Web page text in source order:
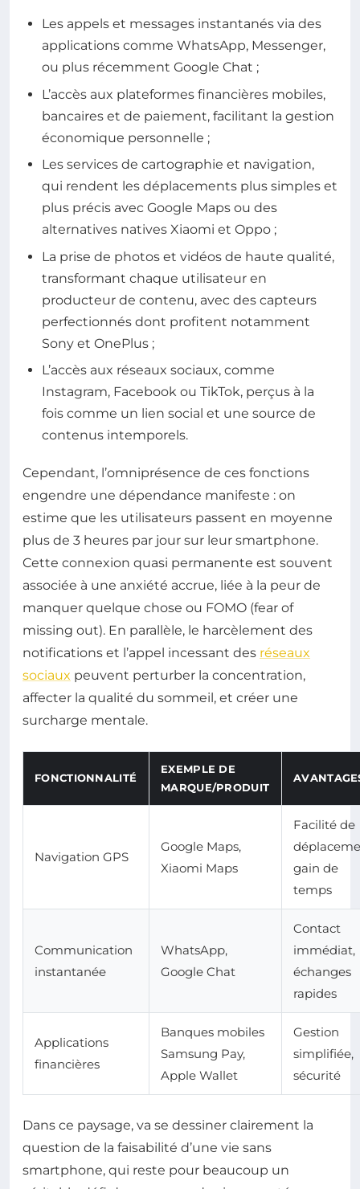
Les appels et messages instantanés via des
applications comme WhatsApp, Messenger,
ou plus récemment Google Chat ;
L’accès aux plateformes financières mobiles,
bancaires et de paiement, facilitant la gestion
économique personnelle ;
Les services de cartographie et navigation,
qui rendent les déplacements plus simples et
plus précis avec Google Maps ou des
alternatives natives Xiaomi et Oppo ;
La prise de photos et vidéos de haute qualité,
transformant chaque utilisateur en
producteur de contenu, avec des capteurs
perfectionnés dont profitent notamment
Sony et OnePlus ;
L’accès aux réseaux sociaux, comme
Instagram, Facebook ou TikTok, perçus à la
fois comme un lien social et une source de
contenus intemporels.
Cependant, l’omniprésence de ces fonctions
engendre une dépendance manifeste : on
estime que les utilisateurs passent en moyenne
plus de 3 heures par jour sur leur smartphone.
Cette connexion quasi permanente est souvent
associée à une anxiété accrue, liée à la peur de
manquer quelque chose ou FOMO (fear of
missing out). En parallèle, le harcèlement des
notifications et l’appel incessant des réseaux
sociaux peuvent perturber la concentration,
affecter la qualité du sommeil, et créer une
surcharge mentale.
FONCTIONNALITÉ
EXEMPLE DE
MARQUE/PRODUIT
Navigation GPS
Google Maps,
Xiaomi Maps
Facilité de
gain de
temps
Communication
instantanée
WhatsApp,
Google Chat
Contact
immédiat,
échanges
rapides
Applications
financières
Banques mobiles
Samsung Pay,
Apple Wallet
Gestion
simplifiée,
sécurité
Dans ce paysage, va se dessiner clairement la
question de la faisabilité d’une vie sans
smartphone, qui reste pour beaucoup un